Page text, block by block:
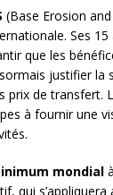
(Base Erosion
Ses
que les
justifier
prix de transfert.
à fournir une
mondial
qui